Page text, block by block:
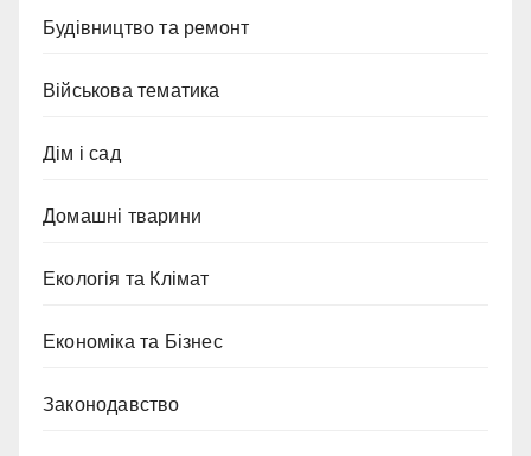
Будівництво та ремонт
Військова тематика
Дім і сад
Домашні тварини
Екологія та Клімат
Економіка та Бізнес
Законодавство